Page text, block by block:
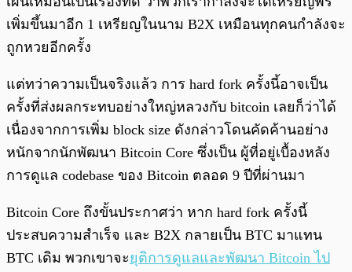
เพิ่มขึ้นมาอีก 1 เหรียญในนาม B2X เหมือนทุกคนกำลังจะ
ถูกหวยอีกครั้ง
แต่ทว่าความเป็นจริงแล้ว การ hard fork ครั้งนี้อาจเป็น
ครั้งที่ส่งผลกระทบอย่างใหญ่หลวงกับ bitcoin เลยก็ว่าได้
เนื่องจากการเพิ่ม block size ดังกล่าวโดนคัดค้านอย่าง
หนักจากนักพัฒนา Bitcoin Core ซึ่งเป็น ผู้ที่อยู่เบื้องหลัง
การดูแล codebase ของ Bitcoin ตลอด 9 ปีที่ผ่านมา
Bitcoin Core ถึงขั้นประกาศว่า หาก hard fork ครั้งนี้
ประสบความสำเร็จ และ B2X กลายเป็น BTC มาแทน
BTC เดิม พวกเขาจะยุติการดูแลและพัฒนา Bitcoin ไป